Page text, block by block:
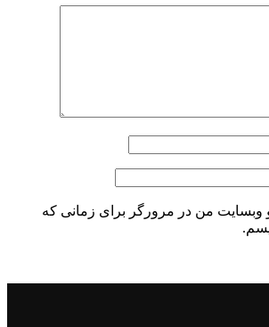
و وبسایت من در مرورگر برای زمانی که